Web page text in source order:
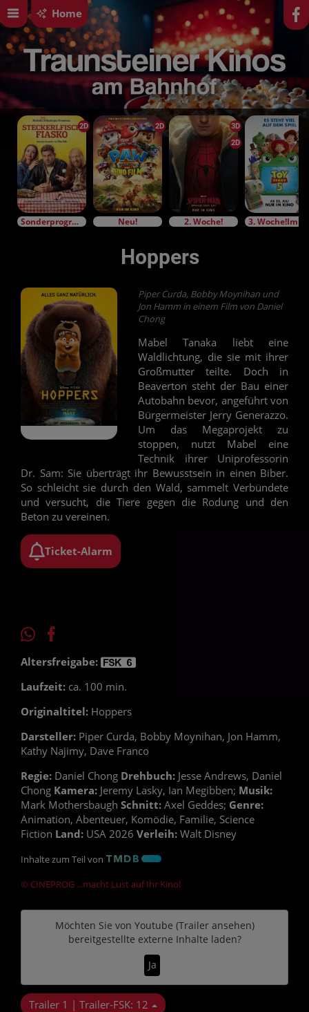
Home
2D
Sonderprogramm
2D
Neu!
3D
2D
2. Woche!
Hoppers
Piper Curda, Bobby Moynihan und
Jon Hamm in einem Film von Daniel
Chong
Mabel Tanaka liebt eine
Waldlichtung, die sie mit ihrer
Großmutter teilte. Doch in
Beaverton steht der Bau einer
Autobahn bevor, angeführt von
Bürgermeister Jerry Generazzo.
Um das Megaprojekt zu
stoppen, nutzt Mabel eine
Technik ihrer Uniprofessorin
Dr. Sam: Sie überträgt ihr Bewusstsein in einen Biber.
So schleicht sie durch den Wald, sammelt Verbündete
und versucht, die Tiere gegen die Rodung und den
Beton zu vereinen.
Ticket-Alarm
Altersfreigabe:
Laufzeit: ca. 100 min.
Originaltitel: Hoppers
Darsteller: Piper Curda, Bobby Moynihan, Jon Hamm,
Kathy Najimy, Dave Franco
Regie: Daniel Chong Drehbuch: Jesse Andrews, Daniel
Chong Kamera: Jeremy Lasky, Ian Megibben; Musik:
Mark Mothersbaugh Schnitt: Axel Geddes; Genre:
Animation, Abenteuer, Komödie, Familie, Science
Fiction Land: USA 2026 Verleih: Walt Disney
Inhalte zum Teil von
© CINEPROG ...macht Lust auf Ihr Kino!
Möchten Sie von Youtube (Trailer ansehen)
bereitgestellte externe Inhalte laden?
Ja
Trailer 1 | Trailer-FSK: 12